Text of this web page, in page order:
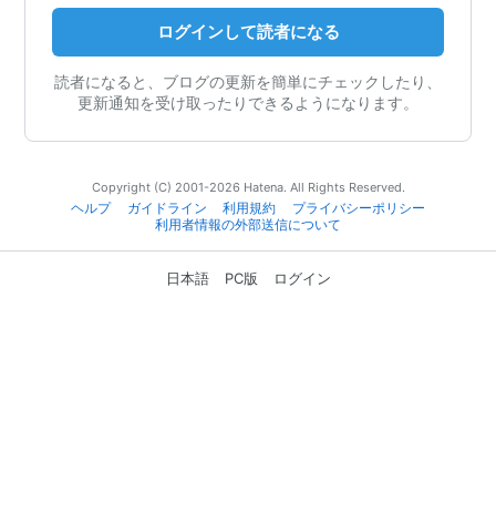
ログインして読者になる
読者になると、ブログの更新を簡単にチェックしたり、
更新通知を受け取ったりできるようになります。
Copyright (C) 2001-2026 Hatena. All Rights Reserved.
ヘルプ
ガイドライン 利用規約
プライバシーポリシー
利用者情報の外部送信について
日本語 PC版 ログイン